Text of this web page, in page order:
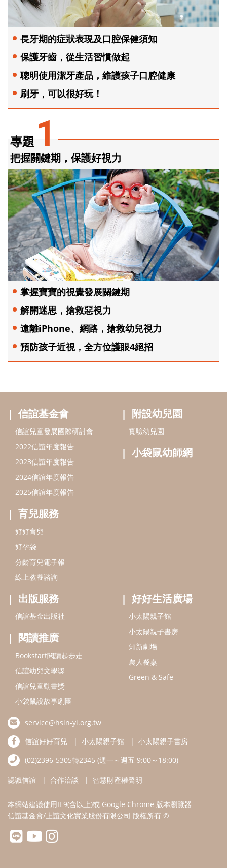
專題 1
把握關鍵期，保護好視力
掌握寶寶的視覺發展關鍵期
解開迷思，搶救惡視力
遠離iPhone、網路，搶救幼兒視力
預防孩子近視，全方位護眼4絕招
長牙期的症狀表現及口腔保健須知
保護牙齒，從生活習慣做起
聰明使用潔牙產品，維護孩子口腔健康
刷牙，可以很好玩！
信誼基金會
信誼兒童發展國際研討會
2022信誼年度報告
2023信誼年度報告
2024信誼年度報告
2025信誼年度報告
育兒服務
好好育兒
好孕袋
分齡育兒電子報
線上教養諮詢
附設幼兒園
實驗幼兒園
小袋鼠幼師網
出版服務
信誼基金出版社
閱讀推廣
Bookstart閱讀起步走
信誼幼兒文學獎
信誼兒童動畫獎
小袋鼠說故事劇團
好好生活廣場
小太陽親子館
小太陽親子書房
知新劇場
農人餐桌
Green & Safe
service@hsin-yi.org.tw
信誼好好育兒
小太陽親子館
小太陽親子書房
(02)2396-5305轉2345 (週一～週五 9:00～18:00)
認識信誼 合作洽談 智慧財產權聲明
本網站建議使用IE9(含以上)或 Google Chrome 版本瀏覽器
信誼基金會/上誼文化實業股份有限公司 版權所有 ©